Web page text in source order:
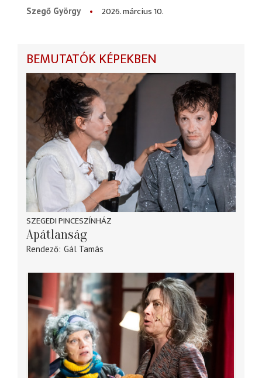
Szegő György
2026. március 10.
BEMUTATÓK KÉPEKBEN
SZEGEDI PINCESZÍNHÁZ
Apátlanság
Rendező Gál Tamás